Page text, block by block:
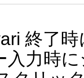
終了
入力時